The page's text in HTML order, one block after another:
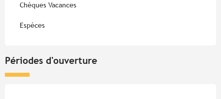
Chèques Vacances
Espèces
Périodes d'ouverture